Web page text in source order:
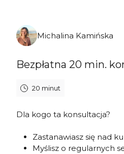
Michalina Kamińska
Bezpłatna 20 min.
20 minut
Dla kogo ta konsultacja?
Zastanawiasz się nad
Myślisz o regularnych